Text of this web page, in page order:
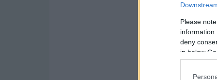
Please
information
deny
in below